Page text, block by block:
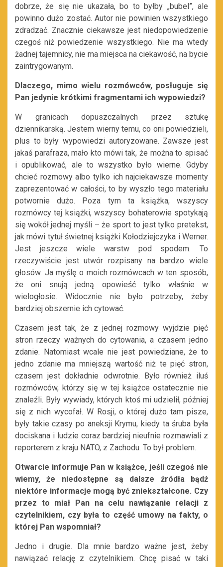
dobrze, że się nie ukazała, bo to byłby „bubel”, ale
powinno dużo zostać. Autor nie powinien wszystkiego
zdradzać. Znacznie ciekawsze jest niedopowiedzenie
czegoś niż powiedzenie wszystkiego. Nie ma wtedy
żadnej tajemnicy, nie ma miejsca na ciekawość, na bycie
zaintrygowanym.
Dlaczego, mimo wielu rozmówców, posługuje się
Pan jedynie krótkimi fragmentami ich wypowiedzi?
W granicach dopuszczalnych przez sztukę
dziennikarską. Jestem wierny temu, co oni powiedzieli,
plus to były wypowiedzi autoryzowane. Zawsze jest
jakaś parafraza, mało kto mówi tak, że można to spisać
i opublikować, ale to wszystko było wierne. Gdyby
chcieć rozmowy albo tylko ich najciekawsze momenty
zaprezentować w całości, to by wyszło tego materiału
potwornie dużo. Poza tym ta książka, wszyscy
rozmówcy tej książki, wszyscy bohaterowie spotykają
się wokół jednej myśli – że sport to jest tylko pretekst,
jak mówi tytuł świetnej książki Kołodziejczyka i Werner.
Jest jeszcze wiele warstw pod spodem. To
rzeczywiście jest utwór rozpisany na bardzo wiele
głosów. Ja myślę o moich rozmówcach w ten sposób,
że oni snują jedną opowieść tylko właśnie w
wielogłosie. Widocznie nie było potrzeby, żeby
bardziej obszernie ich cytować.
Czasem jest tak, że z jednej rozmowy wyjdzie pięć
stron rzeczy ważnych do cytowania, a czasem jedno
zdanie. Natomiast wcale nie jest powiedziane, że to
jedno zdanie ma mniejszą wartość niż te pięć stron,
czasem jest dokładnie odwrotnie. Było również iluś
rozmówców, którzy się w tej książce ostatecznie nie
znaleźli. Były wywiady, których ktoś mi udzielił, później
się z nich wycofał. W Rosji, o której dużo tam pisze,
były takie czasy po aneksji Krymu, kiedy ta śruba była
dociskana i ludzie coraz bardziej nieufnie rozmawiali z
reporterem z kraju NATO, z Zachodu. To był problem.
Otwarcie informuje Pan w książce, jeśli czegoś nie
wiemy, że niedostępne są dalsze źródła bądź
niektóre informacje mogą być zniekształcone. Czy
przez to miał Pan na celu nawiązanie relacji z
czytelnikiem, czy była to część umowy na fakty, o
której Pan wspomniał?
Jedno i drugie. Dla mnie bardzo ważne jest, żeby
nawiązać relację z czytelnikiem. Chcę pisać w taki